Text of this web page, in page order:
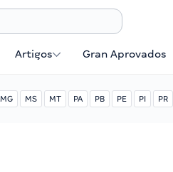
Artigos Gran Aprovados
MG MS MT PA PB PE PI PR